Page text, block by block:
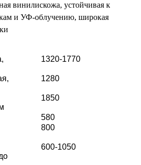
винилискожа, устойчивая к
и УФ-облучению, широкая
1320-1770
1280
1850
580
800
600-1050